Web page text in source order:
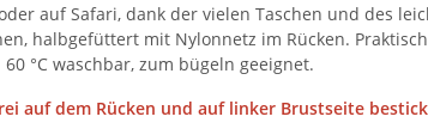
auf Safari, dank der vielen Taschen und des
halbgefüttert mit Nylonnetz im Rücken.
60 °C waschbar, zum bügeln geeignet.
auf dem Rücken und auf linker Brustseite